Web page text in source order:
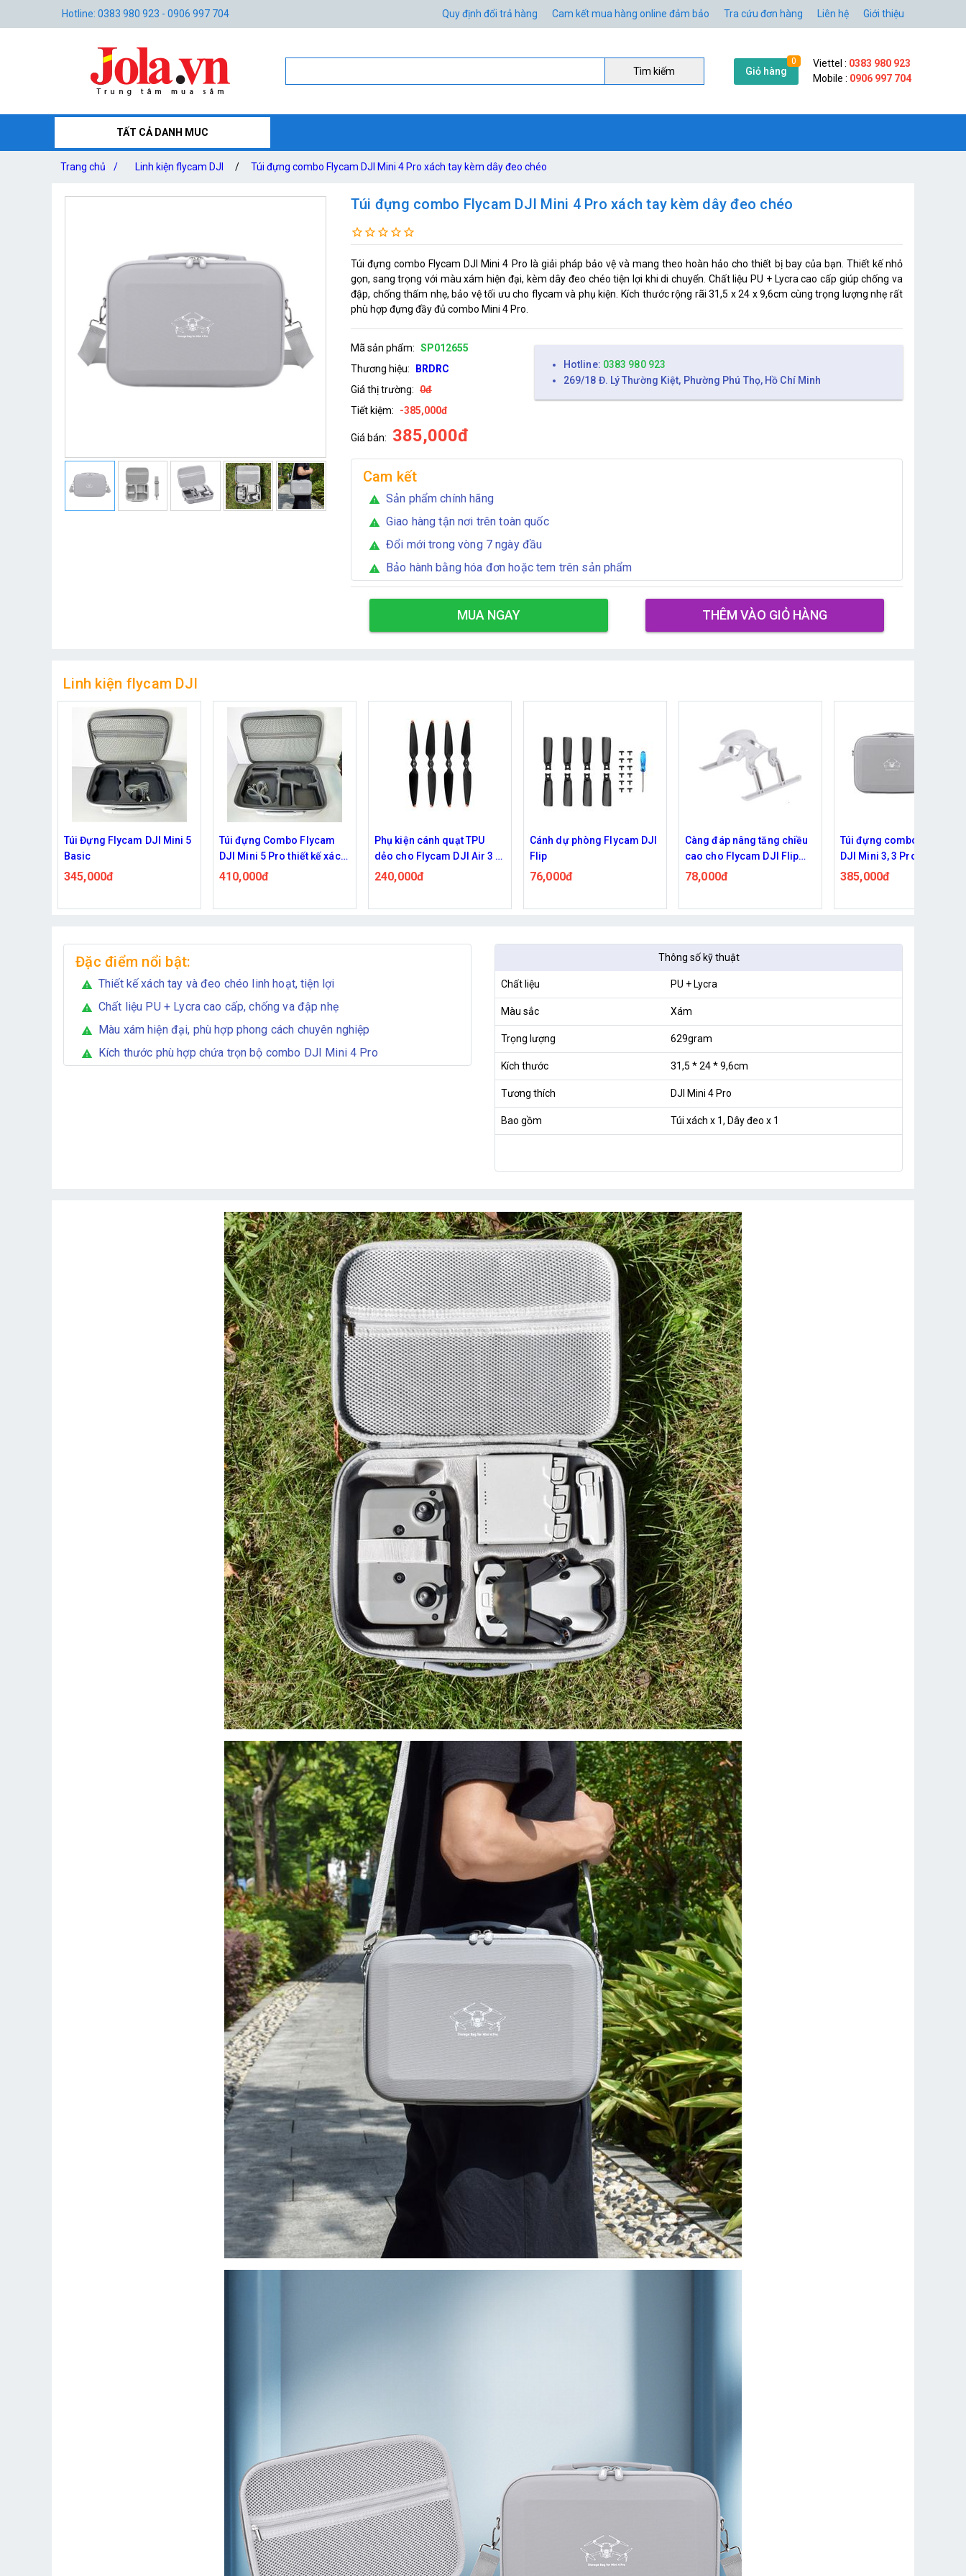
Hotline: 0383 980 923 - 0906 997 704 Quy định đổi trả hàng Cam kết mua hàng online đảm bảo Tra cứu đơn hàng Liên hệ Giới thiệu
Tìm kiếm Giỏ hàng
0 Viettel : 0383 980 923
Mobile : 0906 997 704
TẤT CẢ DANH MUC
Trang chủ / Linh kiện flycam DJI / Túi đựng combo Flycam DJI Mini 4 Pro xách tay kèm dây đeo chéo
Túi đựng combo Flycam DJI Mini 4 Pro xách tay kèm dây đeo chéo
Túi đựng combo Flycam DJI Mini 4 Pro là giải pháp bảo vệ và mang theo hoàn hảo cho thiết bị bay của bạn. Thiết kế nhỏ
gọn, sang trọng với màu xám hiện đại, kèm dây đeo chéo tiện lợi khi di chuyển. Chất liệu PU + Lycra cao cấp giúp chống va
đập, chống thấm nhẹ, bảo vệ tối ưu cho flycam và phụ kiện. Kích thước rộng rãi 31,5 x 24 x 9,6cm cùng trọng lượng nhẹ rất
phù hợp đựng đầy đủ combo Mini 4 Pro.
Mã sản phẩm: SP012655
Thương hiệu:
BRDRC
Giá thị trường: 0đ
Tiết kiệm:
-385,000đ
Giá bán: 385,000đ
Hotline: 0383 980 923
269/18 Đ. Lý Thường Kiệt, Phường Phú Thọ, Hồ Chí Minh
Cam kết
warning Sản phẩm chính hãng
warning Giao hàng tận nơi trên toàn quốc
warning Đổi mới trong vòng 7 ngày đầu
warning Bảo hành bằng hóa đơn hoặc tem trên sản phẩm
MUA NGAY THÊM VÀO GIỎ HÀNG
Linh kiện flycam DJI
Túi Đựng Flycam DJI Mini 5
Basic
345,000đ
Túi đựng Combo Flycam
DJI Mini 5 Pro thiết kế xách
tay kèm dây đeo chéo
410,000đ
Phụ kiện cánh quạt TPU
dẻo cho Flycam DJI Air 3 /
Air 3S
240,000đ
Cánh dự phòng Flycam DJI
Flip
76,000đ
Càng đáp nâng tăng chiều
cao cho Flycam DJI Flip
gập mở linh hoạt
78,000đ
Túi đựng combo Flycam
DJI Mini 3, 3 Pro xách tay
kèm dây đeo chéo
385,000đ
Đặc điểm nổi bật:
warning Thiết kế xách tay và đeo chéo linh hoạt, tiện lợi
warning Chất liệu PU + Lycra cao cấp, chống va đập nhẹ
warning Màu xám hiện đại, phù hợp phong cách chuyên nghiệp
warning Kích thước phù hợp chứa trọn bộ combo DJI Mini 4 Pro
Thông số kỹ thuật
Chất liệu PU + Lycra
Màu sắc Xám
Trọng lượng 629gram
Kích thước 31,5 * 24 * 9,6cm
Tương thích DJI Mini 4 Pro
Bao gồm Túi xách x 1, Dây đeo x 1